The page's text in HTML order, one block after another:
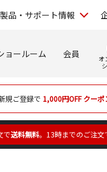
製品・サポート情報
ョールーム 会員
オ
規ご登録で 1,000円OFFクーポ
で送料無料。13時までのご注文